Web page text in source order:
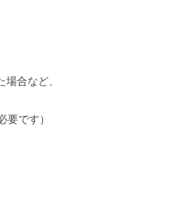
合など、
要です）